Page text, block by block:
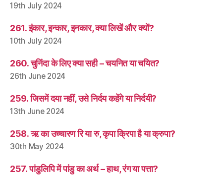
19th July 2024
261. इंकार, इन्कार, इनकार, क्या लिखें और क्यों?
10th July 2024
260. चुनिंदा के लिए क्या सही – चयनित या चयित?
26th June 2024
259. जिसमें दया नहीं, उसे निर्दय कहेंगे या निर्दयी?
13th June 2024
258. ऋ का उच्चारण रि या रु, कृपा क्रिपा है या क्रुपा?
30th May 2024
257. पांडुलिपि में पांडु का अर्थ – हाथ, रंग या पत्ता?